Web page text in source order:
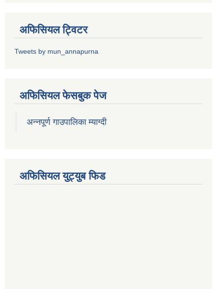
अफिसियल ट्विटर
Tweets by mun_annapurna
अफिसियल फेसबुक पेज
अन्नपूर्ण गाउपालिका म्याग्दी
अफिसियल युट्युब फिड